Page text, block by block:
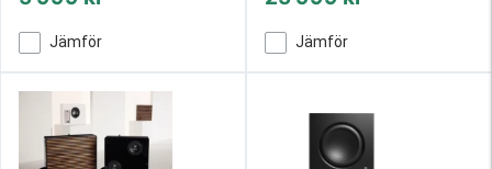
Jämför Jämför